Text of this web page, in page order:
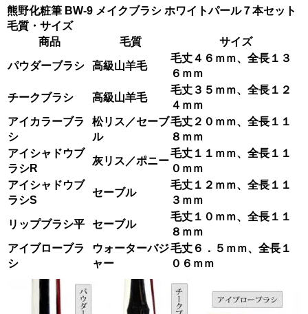
熊野化粧筆 BW-9 メイクブラシ ホワイトパール７本セット
毛質・サイズ
商品
毛質 サイズ
パウダーブラシ 高級山羊毛
毛丈４６ｍｍ、全長１３
６ｍｍ
チークブラシ 高級山羊毛
毛丈 ３５ｍｍ、全長１２
４ｍｍ
アイカラーブラ
シ
松リス／セーブ
ル
毛丈２０ｍｍ、全長１１
８ｍｍ
アイシャドウブ
ラシR
灰リス／ポニー
毛丈 １１ｍｍ、全長１１
０ｍｍ
アイシャドウブ
ラシS
セーブル
毛丈１２ｍｍ、全長１１
３ｍｍ
リップブラシ平 セーブル
毛丈 １０ｍｍ、全長１１
８ｍｍ
アイブローブラ
シ
ウォーターバジ
ャー
毛丈６．５ｍｍ、全長１
０６ｍｍ